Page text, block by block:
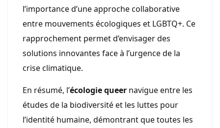
l’importance d’une approche collaborative
entre mouvements écologiques et LGBTQ+. Ce
rapprochement permet d’envisager des
solutions innovantes face à l’urgence de la
crise climatique.
En résumé, l’écologie queer navigue entre les
études de la biodiversité et les luttes pour
l’identité humaine, démontrant que toutes les